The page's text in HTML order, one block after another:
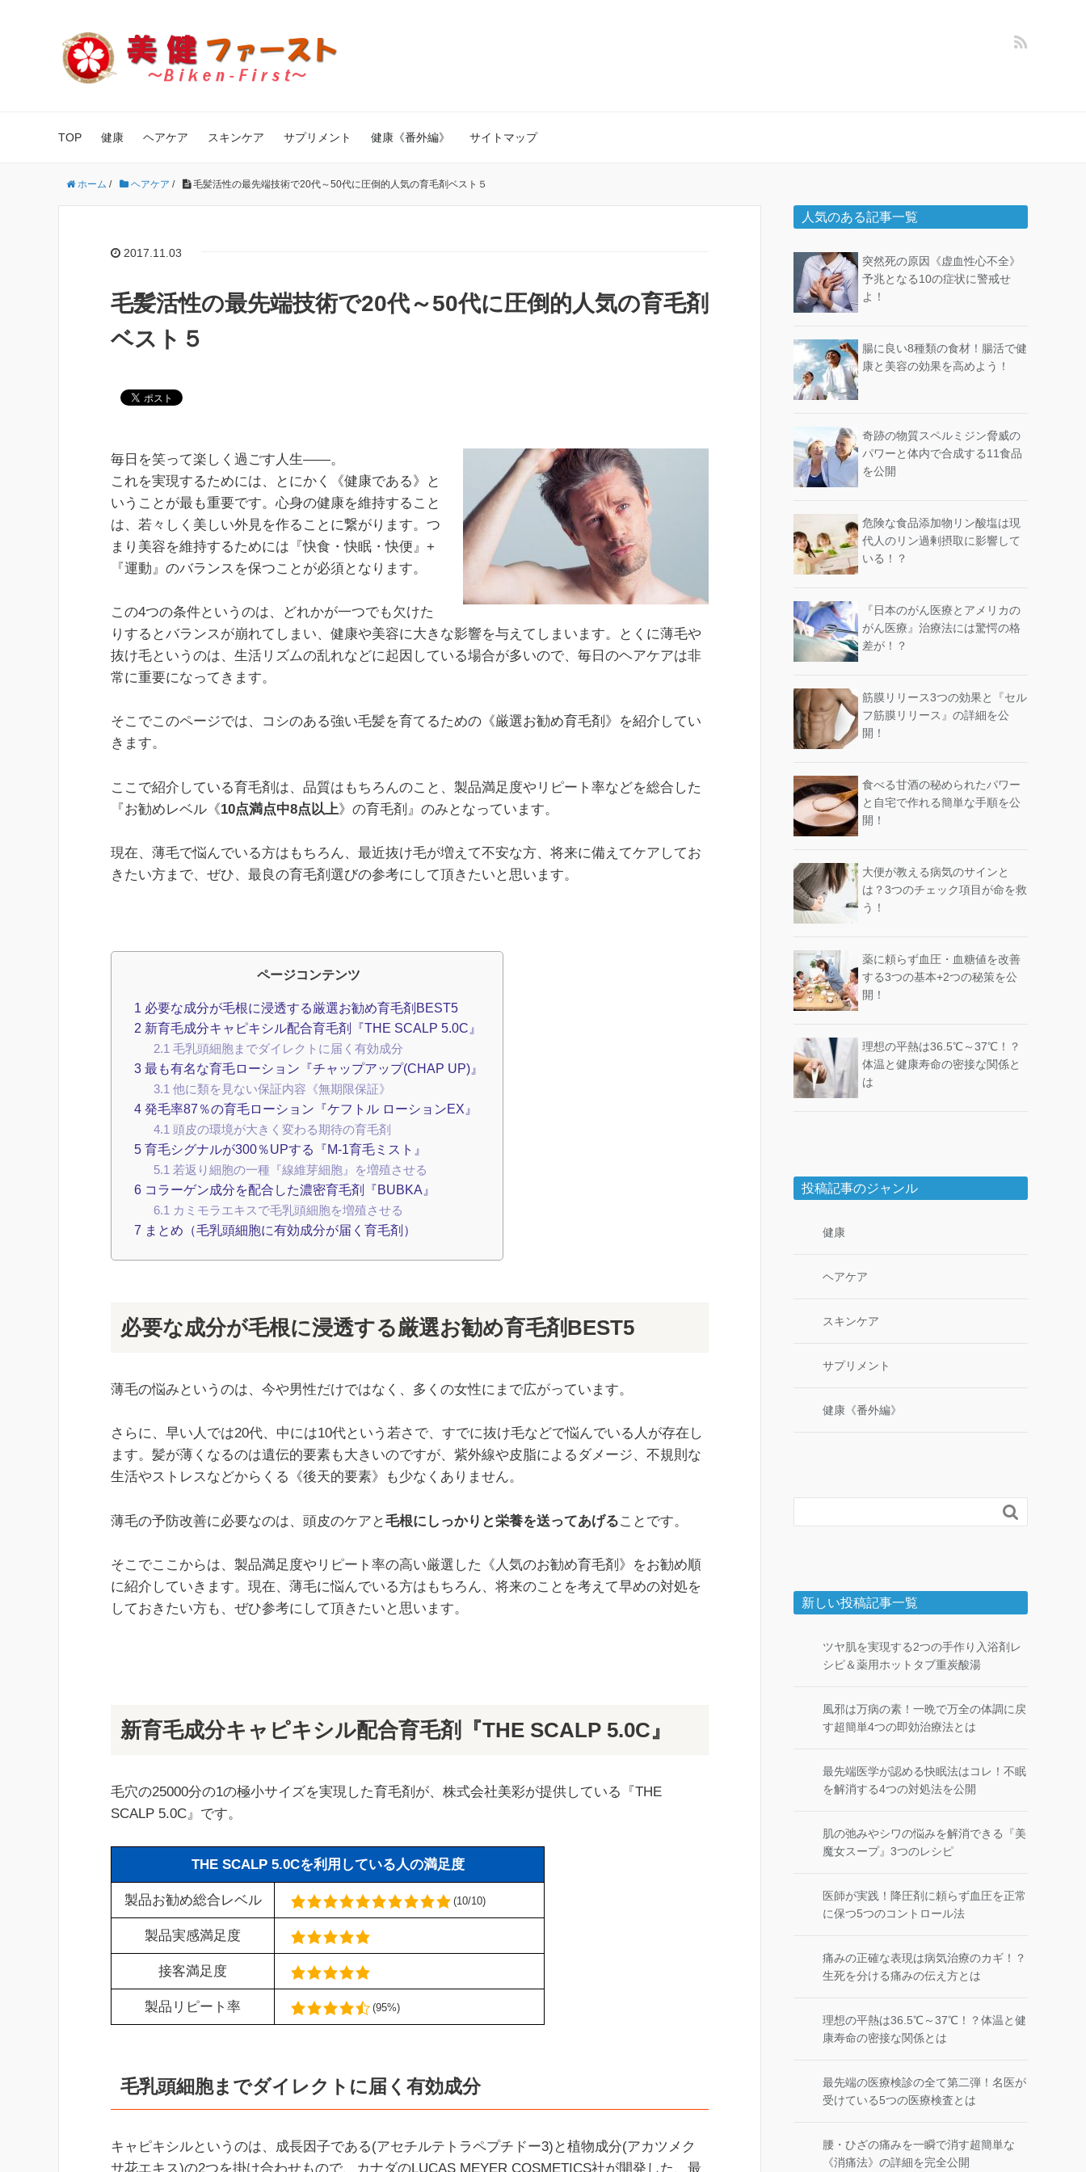
TOP 健康 ヘアケア スキンケア サプリメント 健康《番外編》 サイトマップ
ホーム / ヘアケア / 毛髪活性の最先端技術で20代～50代に圧倒的人気の育毛剤ベスト５
2017.11.03
毛髪活性の最先端技術で20代～50代に圧倒的人気の育毛剤
ベスト５
毎日を笑って楽しく過ごす人生――。
これを実現するためには、とにかく《健康である》と
いうことが最も重要です。心身の健康を維持すること
は、若々しく美しい外見を作ることに繋がります。つ
まり美容を維持するためには『快食・快眠・快便』+
『運動』のバランスを保つことが必須となります。
この4つの条件というのは、どれかが一つでも欠けた
りするとバランスが崩れてしまい、健康や美容に大きな影響を与えてしまいます。とくに薄毛や
抜け毛というのは、生活リズムの乱れなどに起因している場合が多いので、毎日のヘアケアは非
常に重要になってきます。
そこでこのページでは、コシのある強い毛髪を育てるための《厳選お勧め育毛剤》を紹介してい
きます。
ここで紹介している育毛剤は、品質はもちろんのこと、製品満足度やリピート率などを総合した
『お勧めレベル《10点満点中8点以上》の育毛剤』のみとなっています。
現在、薄毛で悩んでいる方はもちろん、最近抜け毛が増えて不安な方、将来に備えてケアしてお
きたい方まで、ぜひ、最良の育毛剤選びの参考にして頂きたいと思います。
ページコンテンツ
1 必要な成分が毛根に浸透する厳選お勧め育毛剤BEST5
2 新育毛成分キャピキシル配合育毛剤『THE SCALP 5.0C』
2.1 毛乳頭細胞までダイレクトに届く有効成分
3 最も有名な育毛ローション『チャップアップ(CHAP UP)』
3.1 他に類を見ない保証内容《無期限保証》
4 発毛率87％の育毛ローション『ケフトル ローションEX』
4.1 頭皮の環境が大きく変わる期待の育毛剤
5 育毛シグナルが300％UPする『M-1育毛ミスト』
5.1 若返り細胞の一種『線維芽細胞』を増殖させる
6 コラーゲン成分を配合した濃密育毛剤『BUBKA』
6.1 カミモラエキスで毛乳頭細胞を増殖させる
7 まとめ（毛乳頭細胞に有効成分が届く育毛剤）
必要な成分が毛根に浸透する厳選お勧め育毛剤BEST5
薄毛の悩みというのは、今や男性だけではなく、多くの女性にまで広がっています。
さらに、早い人では20代、中には10代という若さで、すでに抜け毛などで悩んでいる人が存在し
ます。髪が薄くなるのは遺伝的要素も大きいのですが、紫外線や皮脂によるダメージ、不規則な
生活やストレスなどからくる《後天的要素》も少なくありません。
薄毛の予防改善に必要なのは、頭皮のケアと毛根にしっかりと栄養を送ってあげることです。
そこでここからは、製品満足度やリピート率の高い厳選した《人気のお勧め育毛剤》をお勧め順
に紹介していきます。現在、薄毛に悩んでいる方はもちろん、将来のことを考えて早めの対処を
しておきたい方も、ぜひ参考にして頂きたいと思います。
新育毛成分キャピキシル配合育毛剤『THE SCALP 5.0C』
毛穴の25000分の1の極小サイズを実現した育毛剤が、株式会社美彩が提供している『THE
SCALP 5.0C』です。
THE SCALP 5.0Cを利用している人の満足度
製品お勧め総合レベル (10/10)
製品実感満足度
接客満足度
製品リピート率 (95%)
毛乳頭細胞までダイレクトに届く有効成分
キャピキシルというのは、成長因子である(アセチルテトラペプチドー3)と植物成分(アカツメク
サ花エキス)の2つを掛け合わせもので、カナダのLUCAS MEYER COSMETICS社が開発した、最
人気のある記事一覧
突然死の原因《虚血性心不全》
予兆となる10の症状に警戒せ
よ！
腸に良い8種類の食材！腸活で健
康と美容の効果を高めよう！
奇跡の物質スペルミジン脅威の
パワーと体内で合成する11食品
を公開
危険な食品添加物リン酸塩は現
代人のリン過剰摂取に影響して
いる！？
『日本のがん医療とアメリカの
がん医療』治療法には驚愕の格
差が！？
筋膜リリース3つの効果と『セル
フ筋膜リリース』の詳細を公
開！
食べる甘酒の秘められたパワー
と自宅で作れる簡単な手順を公
開！
大便が教える病気のサインと
は？3つのチェック項目が命を救
う！
薬に頼らず血圧・血糖値を改善
する3つの基本+2つの秘策を公
開！
理想の平熱は36.5℃～37℃！？
体温と健康寿命の密接な関係と
は
投稿記事のジャンル
健康
ヘアケア
スキンケア
サプリメント
健康《番外編》

新しい投稿記事一覧
ツヤ肌を実現する2つの手作り入浴剤レ
シピ＆薬用ホットタブ重炭酸湯
風邪は万病の素！一晩で万全の体調に戻
す超簡単4つの即効治療法とは
最先端医学が認める快眠法はコレ！不眠
を解消する4つの対処法を公開
肌の弛みやシワの悩みを解消できる『美
魔女スープ』3つのレシピ
医師が実践！降圧剤に頼らず血圧を正常
に保つ5つのコントロール法
痛みの正確な表現は病気治療のカギ！？
生死を分ける痛みの伝え方とは
理想の平熱は36.5℃～37℃！？体温と健
康寿命の密接な関係とは
最先端の医療検診の全て第二弾！名医が
受けている5つの医療検査とは
腰・ひざの痛みを一瞬で消す超簡単な
《消痛法》の詳細を完全公開